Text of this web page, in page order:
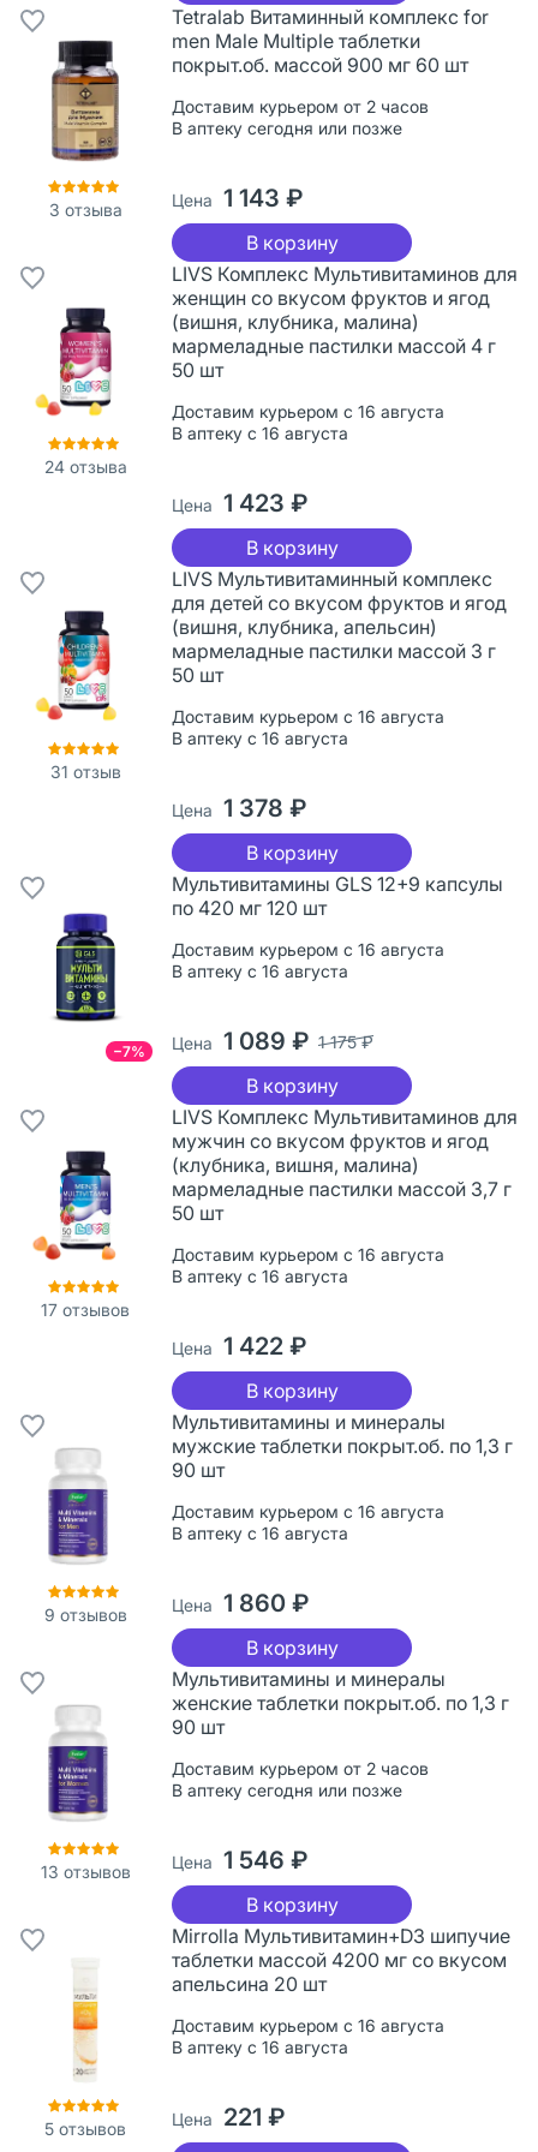
3 отзыва
Tetralab Витаминный комплекс for
men Male Multiple таблетки
покрыт.об. массой 900 мг 60 шт
Доставим курьером от 2 часов
В аптеку сегодня или позже
Цена 1 143 ₽
В корзину
24отзыва
LIVS Комплекс Мультивитаминов для
женщин со вкусом фруктов и ягод
(вишня, клубника, малина)
мармеладные пастилки массой 4 г
50 шт
Доставим курьером с 16 августа
В аптеку с 16 августа
Цена 1 423 ₽
В корзину
31 отзыв
LIVS Мультивитаминный комплекс
для детей со вкусом фруктов и ягод
(вишня, клубника, апельсин)
мармеладные пастилки массой 3 г
50 шт
Доставим курьером с 16 августа
В аптеку с 16 августа
Цена 1 378 ₽
В корзину
−7%
Мультивитамины GLS 12+9 капсулы
по 420 мг 120 шт
Доставим курьером с 16 августа
В аптеку с 16 августа
Цена 1 089 ₽ 1 175 ₽
В корзину
17 отзывов
LIVS Комплекс Мультивитаминов для
мужчин со вкусом фруктов и ягод
(клубника, вишня, малина)
мармеладные пастилки массой 3,7 г
50 шт
Доставим курьером с 16 августа
В аптеку с 16 августа
Цена 1 422 ₽
В корзину
9 отзывов
Мультивитамины и минералы
мужские таблетки покрыт.об. по 1,3 г
90 шт
Доставим курьером с 16 августа
В аптеку с 16 августа
Цена 1 860 ₽
В корзину
13 отзывов
Мультивитамины и минералы
женские таблетки покрыт.об. по 1,3 г
90 шт
Доставим курьером от 2 часов
В аптеку сегодня или позже
Цена 1 546 ₽
В корзину
5 отзывов
Mirrolla Мультивитамин+D3 шипучие
таблетки массой 4200 мг со вкусом
апельсина 20 шт
Доставим курьером с 16 августа
В аптеку с 16 августа
Цена 221 ₽